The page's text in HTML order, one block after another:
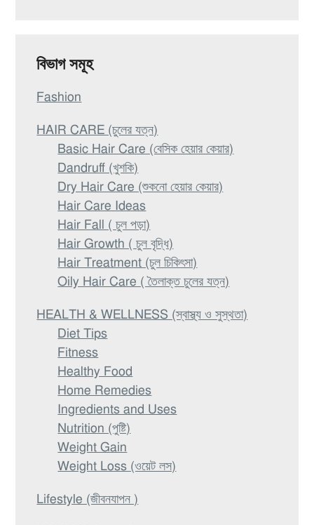
বিভাগ সমূহ
Fashion
HAIR CARE (চুলের যত্ন)
Basic Hair Care (বেসিক হেয়ার কেয়ার)
Dandruff (খুশকি)
Dry Hair Care (শুকনো হেয়ার কেয়ার)
Hair Care Ideas
Hair Fall ( চুল পড়া)
Hair Growth ( চুল বৃদ্ধি)
Hair Treatment (চুল চিকিৎসা)
Oily Hair Care ( তৈলাক্ত চুলের যত্ন)
HEALTH & WELLNESS (স্বাস্থ্য ও সুস্থতা)
Diet Tips
Fitness
Healthy Food
Home Remedies
Ingredients and Uses
Nutrition (পুষ্টি)
Weight Gain
Weight Loss (ওয়েট লস)
Lifestyle (জীবনযাপন )